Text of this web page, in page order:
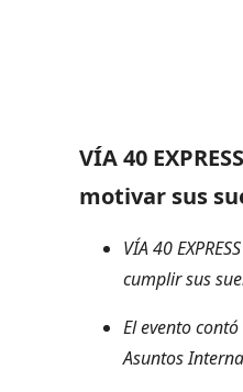
VÍA 40
motivar sus
VÍA 40
cumplir sus
El evento
Asuntos